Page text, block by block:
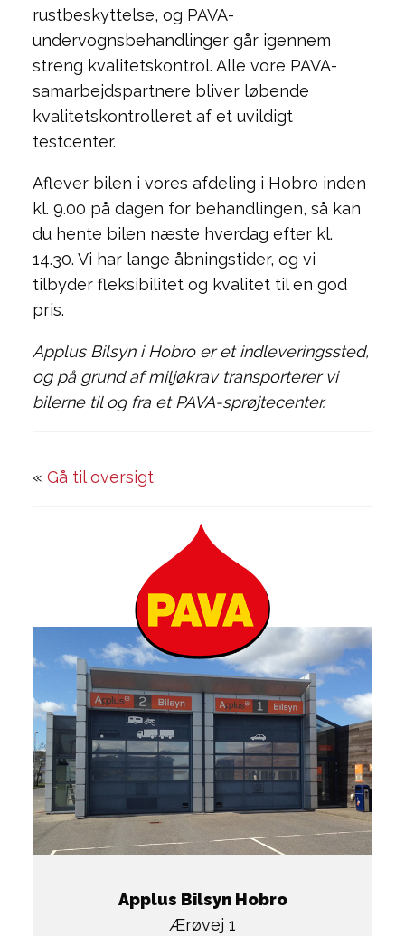
Applus Bilsyn Hobro
Ærøvej 1
rustbeskyttelse, og PAVA-
undervognsbehandlinger går igennem
streng kvalitetskontrol. Alle vore PAVA-
samarbejdspartnere bliver løbende
kvalitetskontrolleret af et uvildigt
testcenter.
Aflever bilen i vores afdeling i Hobro inden
kl. 9.00 på dagen for behandlingen, så kan
du hente bilen næste hverdag efter kl.
14.30. Vi har lange åbningstider, og vi
tilbyder fleksibilitet og kvalitet til en god
pris.
Applus Bilsyn i Hobro er et indleveringssted,
og på grund af miljøkrav transporterer vi
bilerne til og fra et PAVA-sprøjtecenter.
« Gå til oversigt